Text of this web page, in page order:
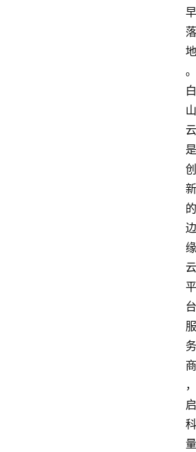
早
落
地
。
白
山
云
是
创
新
的
边
缘
云
平
台
服
务
商
，
启
科
量